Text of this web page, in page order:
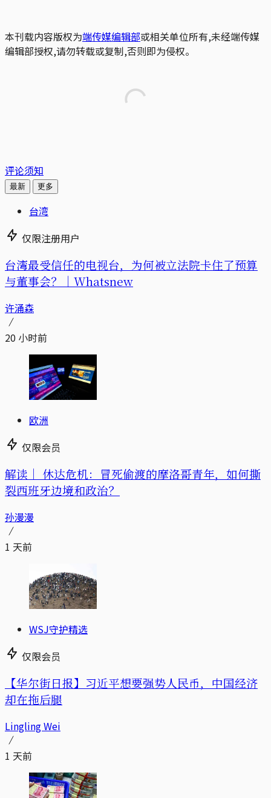
本刊载内容版权为端传媒编辑部或相关单位所有,未经端传媒
编辑部授权,请勿转载或复制,否则即为侵权。
评论须知
最新 更多
台湾
仅限注册用户
台湾最受信任的电视台，为何被立法院卡住了预算
与董事会？｜Whatsnew
许涌森
20 小时前
欧洲
仅限会员
解读｜ 休达危机：冒死偷渡的摩洛哥青年，如何撕
裂西班牙边境和政治？
孙漫漫
1 天前
WSJ守护精选
仅限会员
【华尔街日报】习近平想要强势人民币，中国经济
却在拖后腿
Lingling Wei
1 天前